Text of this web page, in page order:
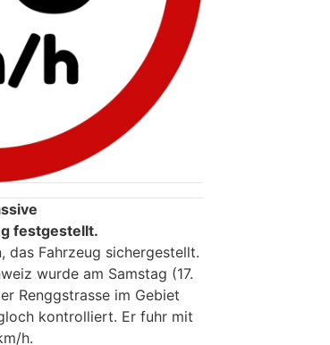
festgestellt.
das Fahrzeug sichergestellt.
wurde am Samstag (17.
Renggstrasse im Gebiet
kontrolliert. Er fuhr mit
h.